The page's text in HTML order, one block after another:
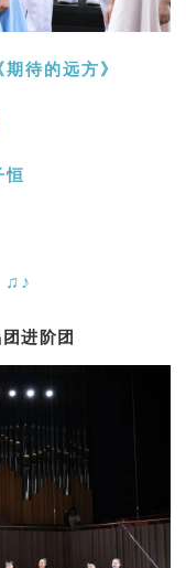
期待的远方》
恒
♫♪
进阶团